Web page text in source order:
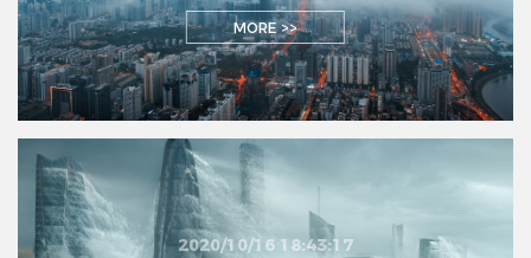
MORE >>
2020/10/16 18:43:17